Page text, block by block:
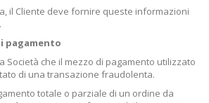
il Cliente deve fornire queste informazioni
pagamento
Società che il mezzo di pagamento utilizzato
di una transazione fraudolenta.
totale o parziale di un ordine da